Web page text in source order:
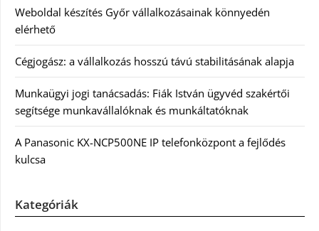
Weboldal készítés Győr vállalkozásainak könnyedén
elérhető
Cégjogász: a vállalkozás hosszú távú stabilitásának alapja
Munkaügyi jogi tanácsadás: Fiák István ügyvéd szakértői
segítsége munkavállalóknak és munkáltatóknak
A Panasonic KX-NCP500NE IP telefonközpont a fejlődés
kulcsa
Kategóriák